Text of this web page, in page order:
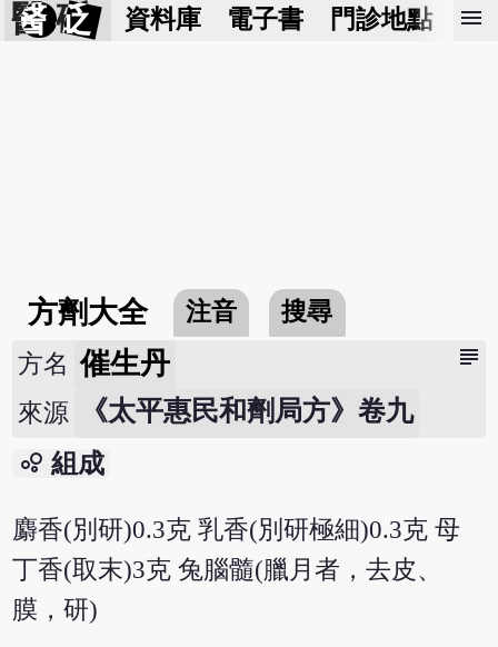
醫 砭 資料庫 電子書 門診地點 預
menu
方劑大全 注音 搜尋
subject
方名 催生丹
來源 《太平惠民和劑局方》卷九
bubble_chart 組成
麝香(別研)0.3克 乳香(別研極細)0.3克 母
丁香(取末)3克 兔腦髓(臘月者，去皮、
膜，研)